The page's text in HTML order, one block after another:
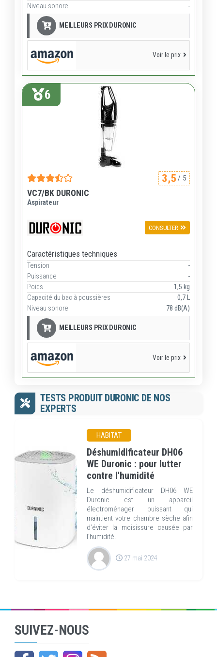
Niveau sonore
-
MEILLEURS PRIX DURONIC
Voir le prix
6
3,5/ 5
VC7/BK DURONIC
Aspirateur
CONSULTER
Caractéristiques techniques
Tension
-
Puissance
-
Poids
1,5 kg
Capacité du bac à poussières
0,7 L
Niveau sonore
78 dB(A)
MEILLEURS PRIX DURONIC
Voir le prix
TESTS PRODUIT DURONIC DE NOS
EXPERTS
HABITAT
Déshumidificateur DH06
WE Duronic : pour lutter
contre l'humidité
Le déshumidificateur DH06 WE
Duronic est un appareil
électroménager puissant qui
maintient votre chambre sèche afin
d’éviter la moisissure causée par
l’humidité.
27 mai 2024
SUIVEZ-NOUS